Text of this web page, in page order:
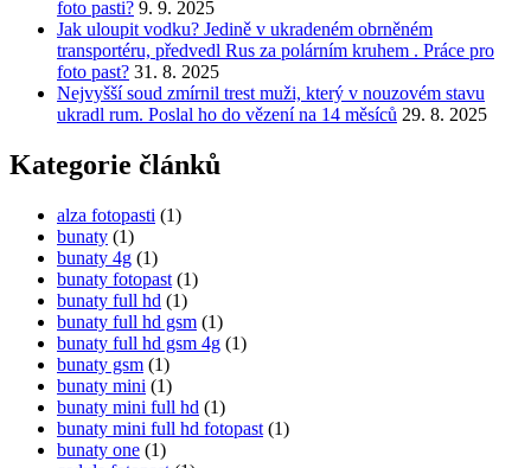
foto pasti? 9. 9. 2025
Jak uloupit vodku? Jedině v ukradeném obrněném
transportéru, předvedl Rus za polárním kruhem . Práce pro
foto past? 31. 8. 2025
Nejvyšší soud zmírnil trest muži, který v nouzovém stavu
ukradl rum. Poslal ho do vězení na 14 měsíců 29. 8. 2025
Kategorie článků
alza fotopasti (1)
bunaty (1)
bunaty 4g (1)
bunaty fotopast (1)
bunaty full hd (1)
bunaty full hd gsm (1)
bunaty full hd gsm 4g (1)
bunaty gsm (1)
bunaty mini (1)
bunaty mini full hd (1)
bunaty mini full hd fotopast (1)
bunaty one (1)